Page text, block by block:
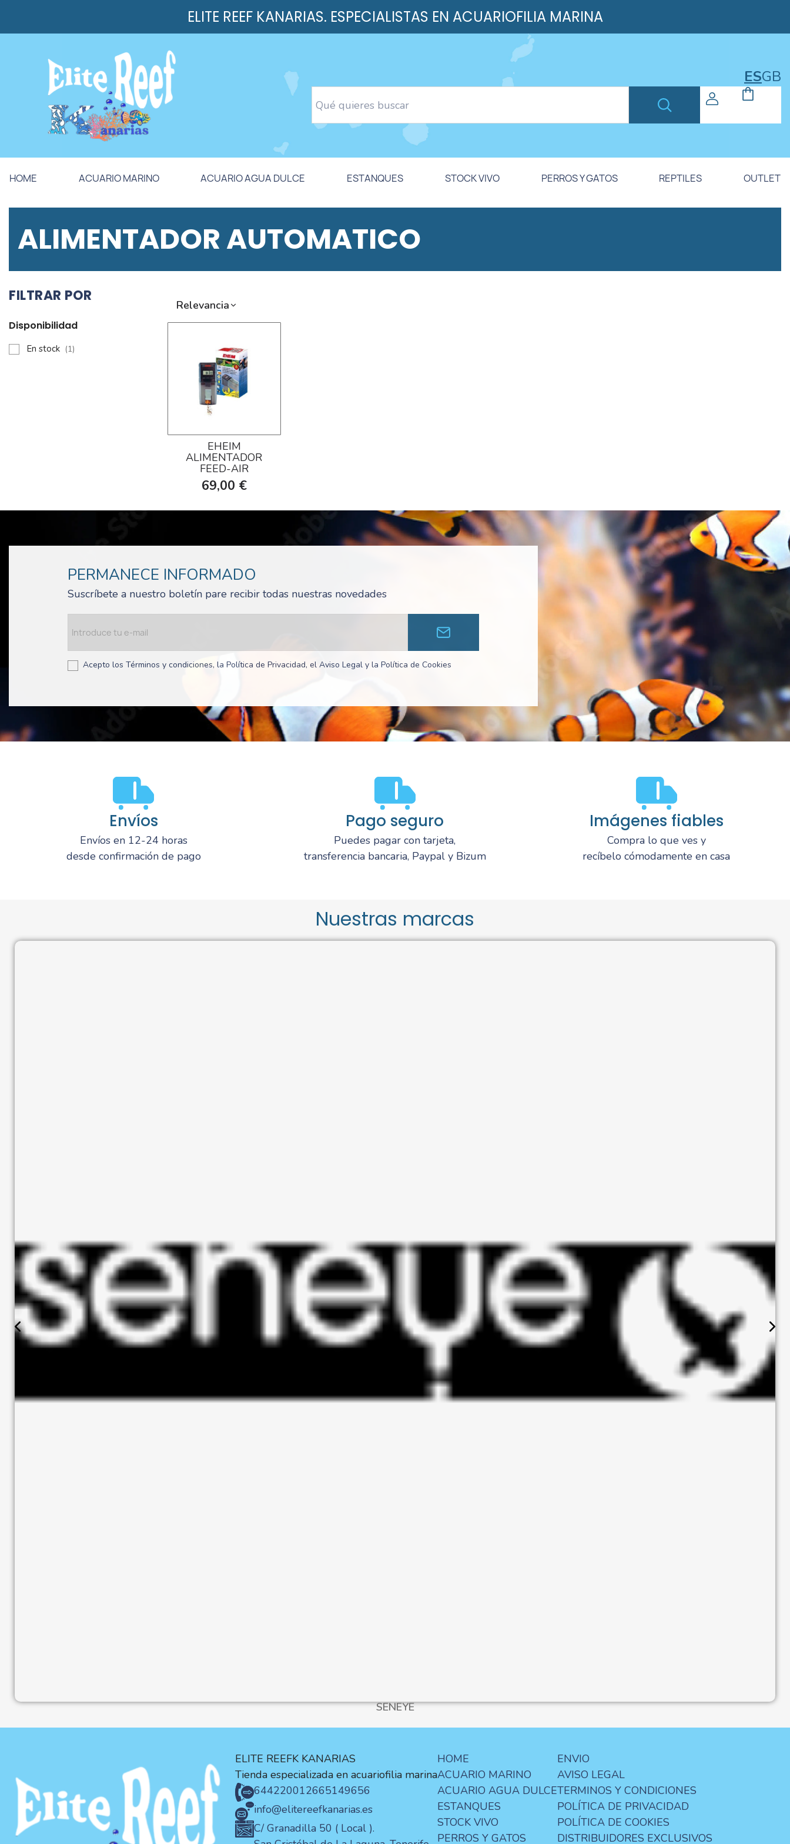
ELITE REEF KANARIAS. ESPECIALISTAS EN ACUARIOFILIA MARINA
ESGB
HOME ACUARIO MARINO ACUARIO AGUA DULCE ESTANQUES STOCK VIVO PERROS Y GATOS REPTILES OUTLET
ALIMENTADOR AUTOMATICO
FILTRAR POR
Disponibilidad
En stock (1)
Relevancia
EHEIM
ALIMENTADOR
FEED-AIR
69,00 €
PERMANECE INFORMADO
Suscríbete a nuestro boletín pare recibir todas nuestras novedades
Acepto los Términos y condiciones, la Política de Privacidad, el Aviso Legal y la Política de Cookies
Envíos
Envíos en 12-24 horas
desde confirmación de pago
Pago seguro
Puedes pagar con tarjeta,
transferencia bancaria, Paypal y Bizum
Imágenes fiables
Compra lo que ves y
recíbelo cómodamente en casa
Nuestras marcas
SENEYE
ELITE REEFK KANARIAS
Tienda especializada en acuariofilia marina
644220012665149656
info@elitereefkanarias.es
C/ Granadilla 50 ( Local ).
HOME
ACUARIO MARINO
ACUARIO AGUA DULCE
ESTANQUES
STOCK VIVO
PERROS Y GATOS
ENVIO
AVISO LEGAL
TERMINOS Y CONDICIONES
POLÍTICA DE PRIVACIDAD
POLÍTICA DE COOKIES
DISTRIBUIDORES EXCLUSIVOS